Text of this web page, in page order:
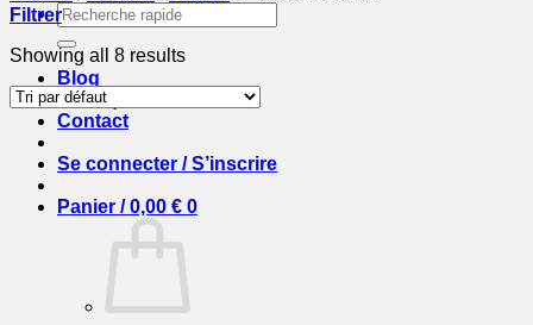
Recherche
pour :
Blog
Boutique
Contact
Se connecter / S’inscrire
Panier /0,00 € 0
Filtrer
Showing all 8 results